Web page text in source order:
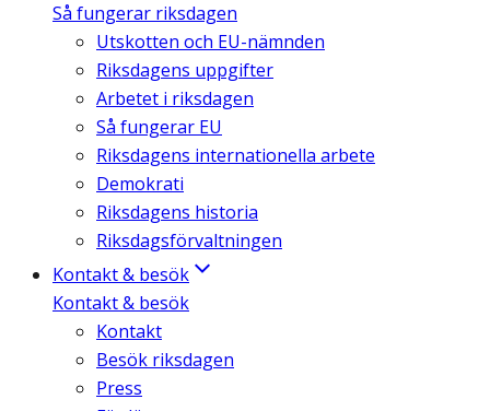
Så fungerar riksdagen
Utskotten och EU-nämnden
Riksdagens uppgifter
Arbetet i riksdagen
Så fungerar EU
Riksdagens internationella arbete
Demokrati
Riksdagens historia
Riksdagsförvaltningen
Kontakt & besök
Kontakt & besök
Kontakt
Besök riksdagen
Press